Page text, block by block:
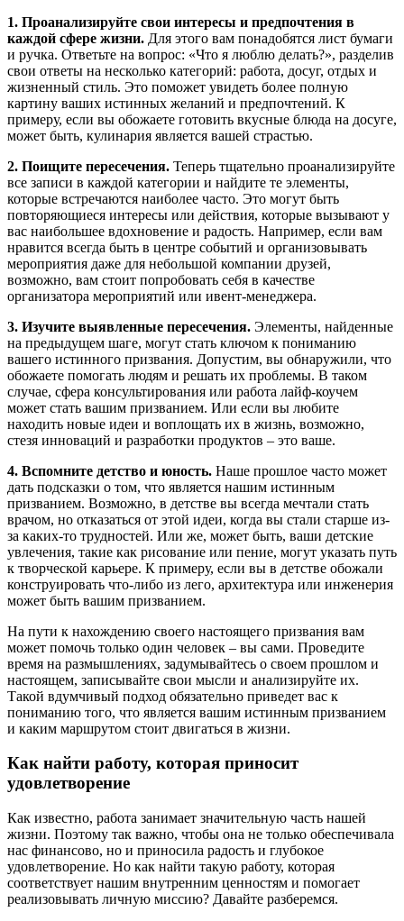
1. Проанализируйте свои интересы и предпочтения в
каждой сфере жизни. Для этого вам понадобятся лист бумаги
и ручка. Ответьте на вопрос: «Что я люблю делать?», разделив
свои ответы на несколько категорий: работа, досуг, отдых и
жизненный стиль. Это поможет увидеть более полную
картину ваших истинных желаний и предпочтений. К
примеру, если вы обожаете готовить вкусные блюда на досуге,
может быть, кулинария является вашей страстью.
2. Поищите пересечения. Теперь тщательно проанализируйте
все записи в каждой категории и найдите те элементы,
которые встречаются наиболее часто. Это могут быть
повторяющиеся интересы или действия, которые вызывают у
вас наибольшее вдохновение и радость. Например, если вам
нравится всегда быть в центре событий и организовывать
мероприятия даже для небольшой компании друзей,
возможно, вам стоит попробовать себя в качестве
организатора мероприятий или ивент-менеджера.
3. Изучите выявленные пересечения. Элементы, найденные
на предыдущем шаге, могут стать ключом к пониманию
вашего истинного призвания. Допустим, вы обнаружили, что
обожаете помогать людям и решать их проблемы. В таком
случае, сфера консультирования или работа лайф-коучем
может стать вашим призванием. Или если вы любите
находить новые идеи и воплощать их в жизнь, возможно,
стезя инноваций и разработки продуктов – это ваше.
4. Вспомните детство и юность. Наше прошлое часто может
дать подсказки о том, что является нашим истинным
призванием. Возможно, в детстве вы всегда мечтали стать
врачом, но отказаться от этой идеи, когда вы стали старше из-
за каких-то трудностей. Или же, может быть, ваши детские
увлечения, такие как рисование или пение, могут указать путь
к творческой карьере. К примеру, если вы в детстве обожали
конструировать что-либо из лего, архитектура или инженерия
может быть вашим призванием.
На пути к нахождению своего настоящего призвания вам
может помочь только один человек – вы сами. Проведите
время на размышлениях, задумывайтесь о своем прошлом и
настоящем, записывайте свои мысли и анализируйте их.
Такой вдумчивый подход обязательно приведет вас к
пониманию того, что является вашим истинным призванием
и каким маршрутом стоит двигаться в жизни.
Как найти работу, которая приносит
удовлетворение
Как известно, работа занимает значительную часть нашей
жизни. Поэтому так важно, чтобы она не только обеспечивала
нас финансово, но и приносила радость и глубокое
удовлетворение. Но как найти такую работу, которая
соответствует нашим внутренним ценностям и помогает
реализовывать личную миссию? Давайте разберемся.